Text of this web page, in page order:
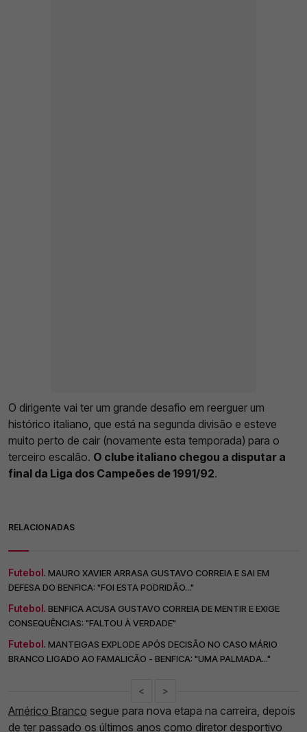
O dirigente vai ter um grande desafio em reerguer um
histórico italiano, que está na segunda divisão e esteve
muito perto de cair (novamente esta temporada) para o
terceiro escalão. O clube italiano chegou a disputar a
final da Liga dos Campeões de 1991/92.
RELACIONADAS
Futebol. MAURO XAVIER ARRASA GUSTAVO CORREIA E SAI EM
DEFESA DO BENFICA: "FOI ESTA PODRIDÃO..."
Futebol. BENFICA ACUSA GUSTAVO CORREIA DE MENTIR E EXIGE
CONSEQUÊNCIAS: "FALTOU À VERDADE"
Futebol. MANTEIGAS EXPLODE APÓS DECISÃO NO CASO MÁRIO
BRANCO LIGADO AO FAMALICÃO - BENFICA: "UMA PALMADA..."
< >
Américo Branco segue para nova etapa na carreira, depois
de ter passado os últimos anos como diretor desportivo